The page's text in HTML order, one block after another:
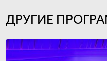
ДРУГИЕ